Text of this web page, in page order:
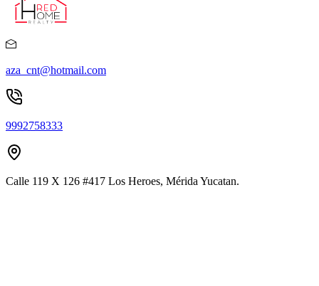
aza_cnt@hotmail.com
9992758333
Calle 119 X 126 #417 Los Heroes, Mérida Yucatan.